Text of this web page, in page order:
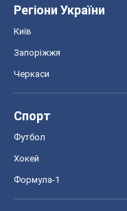
Регіони України
Київ
Запоріжжя
Черкаси
Спорт
Футбол
Хокей
Формула-1